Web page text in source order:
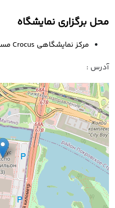
محل برگزاری نمایشگاه
مرکز نمایشگاهی Crocus مسکو
آدرس :